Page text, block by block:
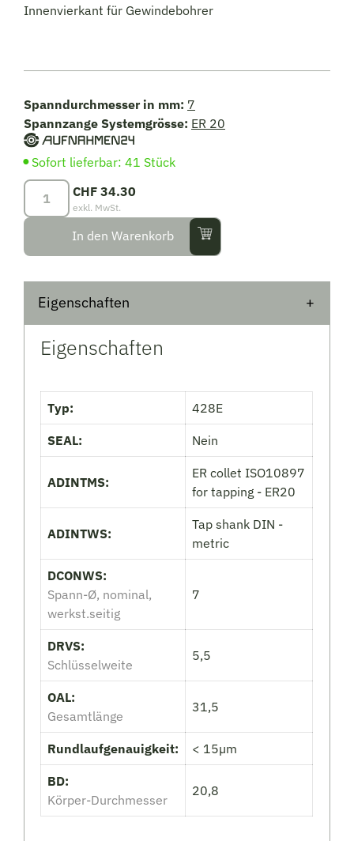
Innenvierkant für Gewindebohrer
Spanndurchmesser in mm: 7
Spannzange Systemgrösse: ER 20
Sofort lieferbar: 41 Stück
Spannzangen
428G/ER20
|
5,5
mit
Innenvierkant
Menge
CHF 34.30
exkl. MwSt.
In den Warenkorb
Eigenschaften
Eigenschaften
Typ: 428E
SEAL: Nein
ADINTMS:
ER collet ISO10897
for tapping - ER20
ADINTWS:
Tap shank DIN -
metric
DCONWS:
Spann-Ø, nominal,
werkst.seitig
7
DRVS:
Schlüsselweite
5,5
OAL:
Gesamtlänge
31,5
Rundlaufgenauigkeit: < 15µm
BD:
Körper-Durchmesser
20,8